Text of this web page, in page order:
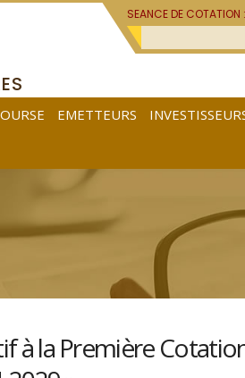
SEANCE DE COTATION :
EMETTEURS
à la Première